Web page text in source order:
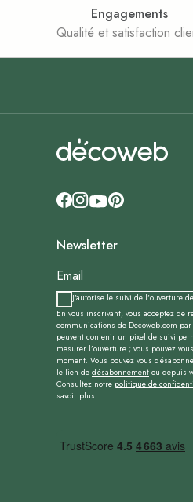
Engagements
Qualité et satisfaction
Newsletter
J'autorise le suivi de l'ouverture
En vous inscrivant, vous acceptez de
communications de Decoweb.com
peuvent contenir un pixel de suivi
mesurer l’ouverture ; vous pouvez
moment. Vous pouvez vous
le lien de désabonnement ou depuis
Consultez notre politique de
savoir plus.